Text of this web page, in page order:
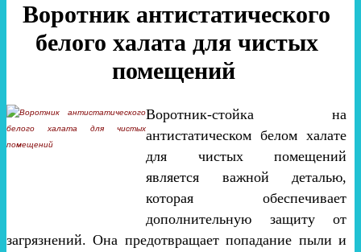
Воротник антистатического
белого халата для чистых
помещений
Воротник-стойка на
антистатическом белом халате
для чистых помещений
является важной деталью,
которая обеспечивает
дополнительную защиту от
загрязнений. Она предотвращает попадание пыли и